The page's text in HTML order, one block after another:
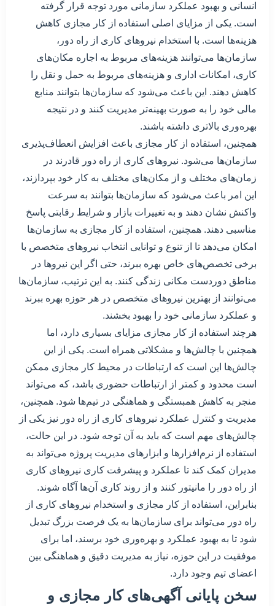
انسانی و بهبود عملکرد سازمانی مورد توجه قرار گرفته
است. یکی از مزایای اصلی استفاده از کار مجازی کاهش
هزینه‌ها است. با استخدام نیروهای کاری از راه دور،
سازمان‌ها می‌توانند هزینه‌های مربوط به اجاره مکان‌های
کاری، امکانات اداری و هزینه‌های مربوط به حمل و نقل را
کاهش دهند. این باعث می‌شود که سازمان‌ها بتوانند منابع
مالی خود را به صورت بهینه‌تر مدیریت کنند و در نتیجه
بهره‌وری بالاتری داشته باشند.
همچنین، استفاده از کار مجازی باعث افزایش انعطاف‌پذیری
سازمان‌ها می‌شود. نیروهای کاری از راه دور قادرند در
زمان‌های مختلف و از مکان‌های مختلف به کار خود بپردازند،
این امر باعث می‌شود که سازمان‌ها بتوانند به سرعت
واکنش نشان دهند و به تغییرات بازار و شرایط رقابتی پاسخ
مناسبی دهند. همچنین، استفاده از کار مجازی به سازمان‌ها
امکان می‌دهد تا از تنوع و توانایی انتخاب نیروهای متخصص با
برخی تخصص‌های خاص بهره ببرند، حتی اگر این نیروها در
مناطق دوردست مکانی زندگی کنند. به این ترتیب، سازمان‌ها
می‌توانند از بهترین نیروهای متخصص در هر حوزه بهره ببرند
و عملکرد سازمانی خود را بهبود بخشند.
هرچند استفاده از کار مجازی مزایای بسیاری دارد، اما
همچنین با چالش‌ها و مشکلاتی همراه است. یکی از این
چالش‌ها این است که ارتباطات در محیط کار مجازی ممکن
است محدود و کمتر از ارتباطات حضوری باشد، که می‌تواند
منجر به کاهش همبستگی و هماهنگی در تیم‌ها شود. همچنین،
مدیریت و کنترل عملکرد نیروهای کاری از راه دور نیز یکی از
چالش‌های مهم است که باید به آن توجه شود. در این حالت،
استفاده از نرم‌افزارها و ابزارهای مدیریت پروژه می‌تواند به
مدیران کمک کند تا عملکرد و پیشرفت کاری نیروهای کاری
از راه دور را مانیتور کنند و از روند کاری آن‌ها آگاه شوند.
بنابراین، استفاده از کار مجازی و استخدام نیروهای کاری از
راه دور می‌تواند برای سازمان‌ها به یک فرصت بزرگ تبدیل
شود تا به بهبود عملکرد و بهره‌وری خود برسند، اما برای
موفقیت در این حوزه، نیاز به مدیریت دقیق و هماهنگی بین
اعضای تیم وجود دارد.
سخن پایانی آگهی‌های کار مجازی و